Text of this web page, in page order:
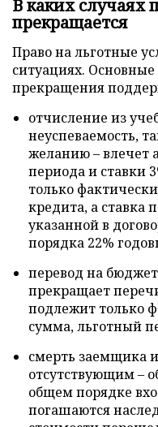
В каких случаях
прекращается
Право на льготные
ситуациях.
прекращения
отчисление из
неуспеваемость,
желанию – влечет
периода и ставки
только
кредита, а ставка
указанной в
порядка 22%
перевод на
прекращает
подлежит только
сумма, льготный
смерть заемщика
отсутствующим –
общем порядке
погашаются